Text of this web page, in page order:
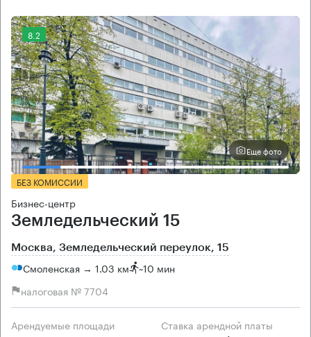
8.2
Еще фото
БЕЗ КОМИССИИ
Бизнес-центр
Земледельческий 15
Москва, Земледельческий переулок, 15
Смоленская → 1.03 км ~10 мин
налоговая № 7704
Арендуемые площади Ставка арендной платы